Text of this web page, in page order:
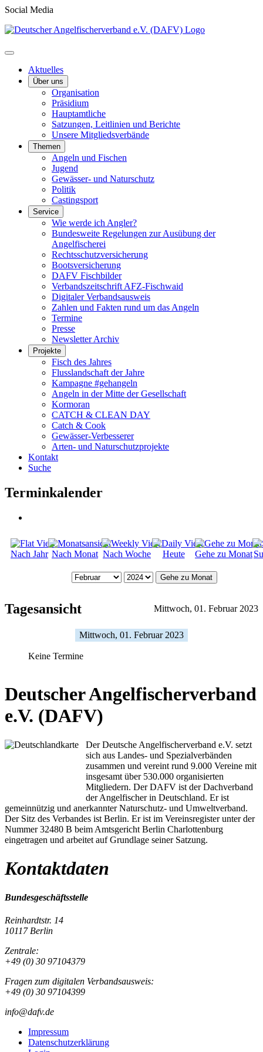
Social Media
Aktuelles
Über uns
Organisation
Präsidium
Hauptamtliche
Satzungen, Leitlinien und Berichte
Unsere Mitgliedsverbände
Themen
Angeln und Fischen
Jugend
Gewässer- und Naturschutz
Politik
Castingsport
Service
Wie werde ich Angler?
Bundesweite Regelungen zur Ausübung der
Angelfischerei
Rechtsschutzversicherung
Bootsversicherung
DAFV Fischbilder
Verbandszeitschrift AFZ-Fischwaid
Digitaler Verbandsausweis
Zahlen und Fakten rund um das Angeln
Termine
Presse
Newsletter Archiv
Projekte
Fisch des Jahres
Flusslandschaft der Jahre
Kampagne #gehangeln
Angeln in der Mitte der Gesellschaft
Kormoran
CATCH & CLEAN DAY
Catch & Cook
Gewässer-Verbesserer
Arten- und Naturschutzprojekte
Kontakt
Suche
Terminkalender
Nach Jahr Nach Monat Nach Woche Heute Gehe zu Monat
Gehe zu Monat
Tagesansicht Mittwoch, 01. Februar 2023
Mittwoch, 01. Februar 2023
Keine Termine
Deutscher Angelfischerverband
e.V. (DAFV)
Der Deutsche Angelfischerverband e.V. setzt
sich aus Landes- und Spezialverbänden
zusammen und vereint rund 9.000 Vereine mit
insgesamt über 530.000 organisierten
Mitgliedern. Der DAFV ist der Dachverband
der Angelfischer in Deutschland. Er ist
gemeinnützig und anerkannter Naturschutz- und Umweltverband.
Der Sitz des Verbandes ist Berlin. Er ist im Vereinsregister unter der
Nummer 32480 B beim Amtsgericht Berlin Charlottenburg
eingetragen und arbeitet auf Grundlage seiner Satzung.
Kontaktdaten
Bundesgeschäftsstelle
Reinhardtstr. 14
10117 Berlin
Zentrale:
+49 (0) 30 97104379
Fragen zum digitalen Verbandsausweis:
+49 (0) 30 97104399
info@dafv.de
Impressum
Datenschutzerklärung